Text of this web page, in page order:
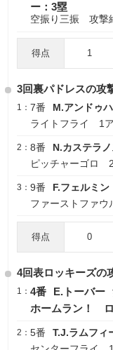
ー：3塁
空振り三振 攻撃
得点 1
3回裏パドレスの攻
1： 7番 M.アンドゥ
ライトフライ 1
2： 8番 N.カステラノ
ピッチャーゴロ
3： 9番 F.フェルミン
ファーストファ
得点 0
4回表ロッキーズの
1： 4番 E.トーバー
ホームラン！
2： 5番 T.J.ラムフィ